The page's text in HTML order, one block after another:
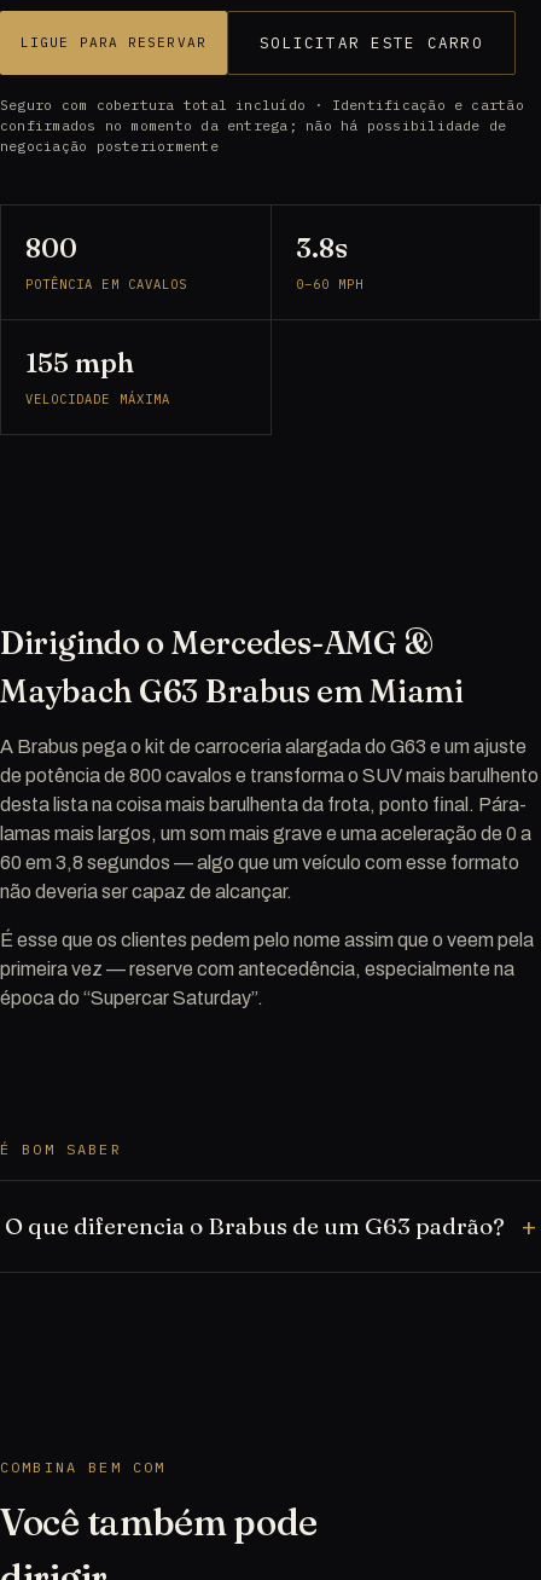
LIGUE PARA RESERVAR SOLICITAR ESTE CARRO
Seguro com cobertura total incluído · Identificação e cartão
confirmados no momento da entrega; não há possibilidade de
negociação posteriormente
800
POTÊNCIA EM CAVALOS
3.8s
0–60 MPH
155 mph
VELOCIDADE MÁXIMA
Dirigindo o Mercedes-AMG &
Maybach G63 Brabus em Miami
A Brabus pega o kit de carroceria alargada do G63 e um ajuste
de potência de 800 cavalos e transforma o SUV mais barulhento
desta lista na coisa mais barulhenta da frota, ponto final. Pára-
lamas mais largos, um som mais grave e uma aceleração de 0 a
60 em 3,8 segundos — algo que um veículo com esse formato
não deveria ser capaz de alcançar.
É esse que os clientes pedem pelo nome assim que o veem pela
primeira vez — reserve com antecedência, especialmente na
época do “Supercar Saturday”.
É BOM SABER
O que diferencia o Brabus de um G63 padrão?
COMBINA BEM COM
Você também pode